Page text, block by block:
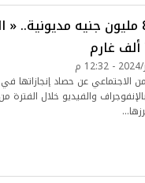
بعد سداد 885 مليون جنيه
الاجتماعي عن حصاد إنجازاتها